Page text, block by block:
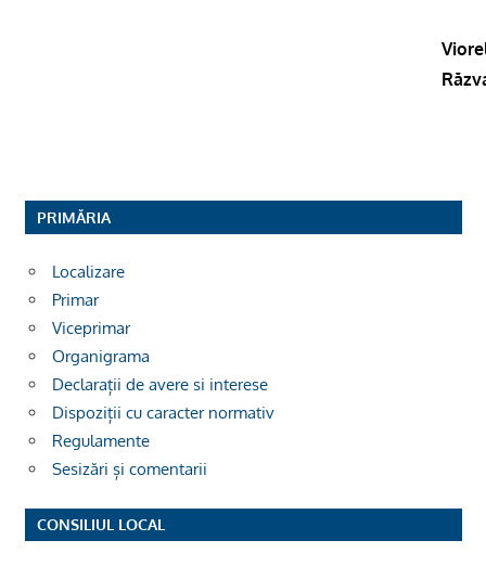
PRIMĂRIA
Localizare
Primar
Viceprimar
Organigrama
Declarații de avere si interese
Dispoziții cu caracter normativ
Regulamente
Sesizări și comentarii
CONSILIUL LOCAL